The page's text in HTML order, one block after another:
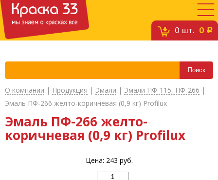
0 шт. 0 c
О компании | Продукция | Эмали | Эмали ПФ-115, ПФ-266 |
Эмаль ПФ-266 желто-коричневая (0,9 кг) Profilux
Эмаль ПФ-266 желто-
коричневая (0,9 кг) Profilux
Цена: 243 руб.